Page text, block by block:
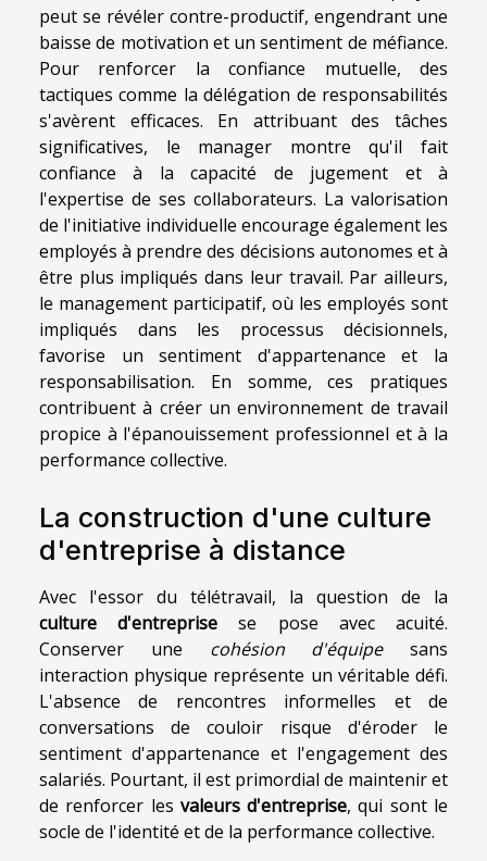
peut se révéler contre-productif, engendrant une
baisse de motivation et un sentiment de méfiance.
Pour renforcer la confiance mutuelle, des
tactiques comme la délégation de responsabilités
s'avèrent efficaces. En attribuant des tâches
significatives, le manager montre qu'il fait
confiance à la capacité de jugement et à
l'expertise de ses collaborateurs. La valorisation
de l'initiative individuelle encourage également les
employés à prendre des décisions autonomes et à
être plus impliqués dans leur travail. Par ailleurs,
le management participatif, où les employés sont
impliqués dans les processus décisionnels,
favorise un sentiment d'appartenance et la
responsabilisation. En somme, ces pratiques
contribuent à créer un environnement de travail
propice à l'épanouissement professionnel et à la
performance collective.
La construction d'une culture
d'entreprise à distance
Avec l'essor du télétravail, la question de la
culture d'entreprise se pose avec acuité.
Conserver une cohésion d'équipesans
interaction physique représente un véritable défi.
L'absence de rencontres informelles et de
conversations de couloir risque d'éroder le
sentiment d'appartenance et l'engagement des
salariés. Pourtant, il est primordial de maintenir et
de renforcer les valeurs d'entreprise, qui sont le
socle de l'identité et de la performance collective.